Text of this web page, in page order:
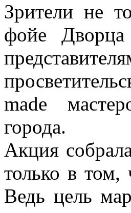
Зрители не
фойе
made
города.
Акция
только в
Ведь цель